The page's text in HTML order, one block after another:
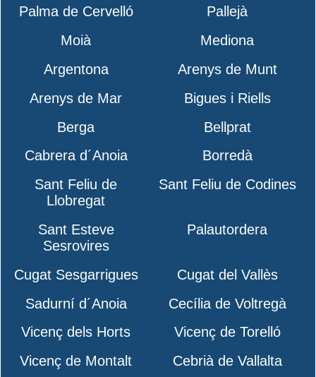
Palma de Cervelló
Pallejà
Moià
Mediona
Argentona
Arenys de Munt
Arenys de Mar
Bigues i Riells
Berga
Bellprat
Cabrera d´Anoia
Borredà
Sant Feliu de
Llobregat
Sant Feliu de Codines
Sant Esteve
Sesrovires
Palautordera
Cugat Sesgarrigues
Cugat del Vallès
Sadurní d´Anoia
Cecília de Voltregà
Vicenç dels Horts
Vicenç de Torelló
Vicenç de Montalt
Cebrià de Vallalta